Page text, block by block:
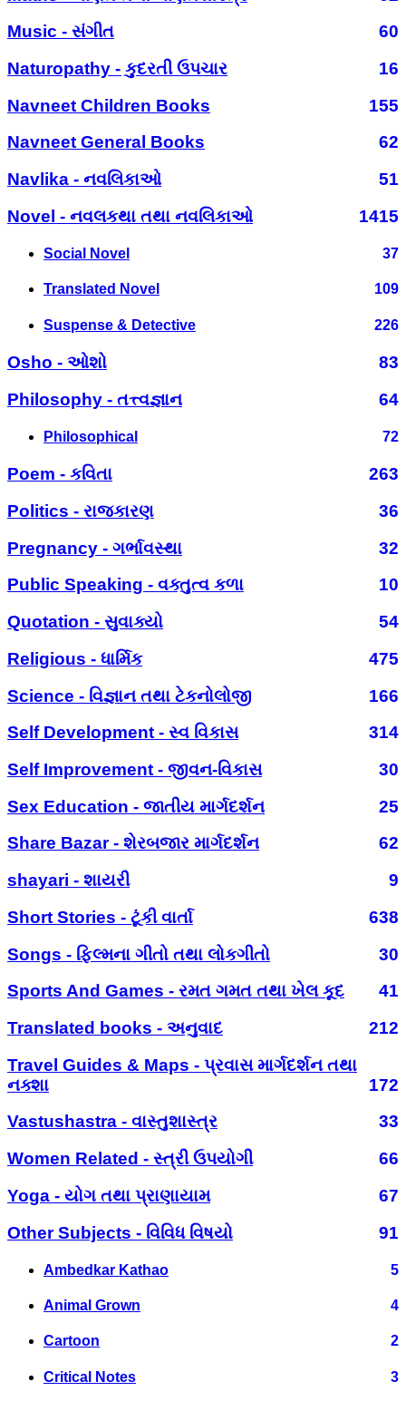
Music - સંગીત
60
Naturopathy - કુદરતી ઉપચાર
16
Navneet Children Books
155
Navneet General Books
62
Navlika - નવલિકાઓ
51
Novel - નવલકથા તથા નવલિકાઓ
1415
Social Novel 37
Translated Novel 109
Suspense & Detective 226
Osho - ઓશો
83
Philosophy - તત્ત્વજ્ઞાન
64
Philosophical 72
Poem - કવિતા
263
Politics - રાજકારણ
36
Pregnancy - ગર્ભાવસ્થા
32
Public Speaking - વક્તુત્વ કળા
10
Quotation - સુવાક્યો
54
Religious - ધાર્મિક
475
Science - વિજ્ઞાન તથા ટેકનોલોજી
166
Self Development - સ્વ વિકાસ
314
Self Improvement - જીવન-વિકાસ
30
Sex Education - જાતીય માર્ગદર્શન
25
Share Bazar - શેરબજાર માર્ગદર્શન
62
shayari - શાયરી
9
Short Stories - ટૂંકી વાર્તા
638
Songs - ફિલ્મના ગીતો તથા લોકગીતો
30
Sports And Games - રમત ગમત તથા ખેલ કૂદ
41
Translated books - અનુવાદ
212
Travel Guides & Maps - પ્રવાસ માર્ગદર્શન તથા
નક્શા
172
Vastushastra - વાસ્તુશાસ્ત્ર
33
Women Related - સ્ત્રી ઉપયોગી
66
Yoga - યોગ તથા પ્રાણાયામ
67
Other Subjects - વિવિધ વિષયો
91
Ambedkar Kathao 5
Animal Grown 4
Cartoon 2
Critical Notes 3